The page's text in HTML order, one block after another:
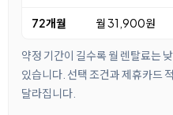
72개월 월 31,900원
약정 기간이 길수록 월 렌탈료는
있습니다. 선택 조건과 제휴카드
달라집니다.